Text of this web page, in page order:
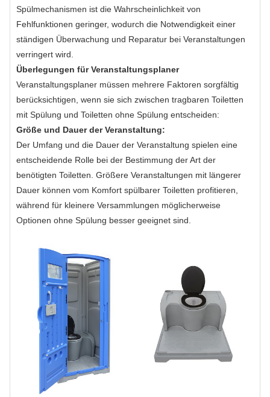
Spülmechanismen ist die Wahrscheinlichkeit von
Fehlfunktionen geringer, wodurch die Notwendigkeit einer
ständigen Überwachung und Reparatur bei Veranstaltungen
verringert wird.
Überlegungen für Veranstaltungsplaner
Veranstaltungsplaner müssen mehrere Faktoren sorgfältig
berücksichtigen, wenn sie sich zwischen tragbaren Toiletten
mit Spülung und Toiletten ohne Spülung entscheiden:
Größe und Dauer der Veranstaltung:
Der Umfang und die Dauer der Veranstaltung spielen eine
entscheidende Rolle bei der Bestimmung der Art der
benötigten Toiletten. Größere Veranstaltungen mit längerer
Dauer können vom Komfort spülbarer Toiletten profitieren,
während für kleinere Versammlungen möglicherweise
Optionen ohne Spülung besser geeignet sind.